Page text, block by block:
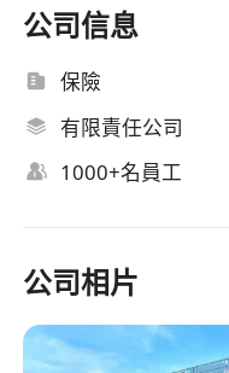
公司信息
保險
有限責任公司
1000+名員工
公司相片